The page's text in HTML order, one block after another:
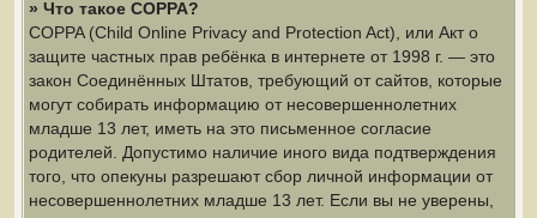
» Что такое COPPA?
COPPA (Child Online Privacy and Protection Act), или Акт о
защите частных прав ребёнка в интернете от 1998 г. — это
закон Соединённых Штатов, требующий от сайтов, которые
могут собирать информацию от несовершеннолетних
младше 13 лет, иметь на это письменное согласие
родителей. Допустимо наличие иного вида подтверждения
того, что опекуны разрешают сбор личной информации от
несовершеннолетних младше 13 лет. Если вы не уверены,